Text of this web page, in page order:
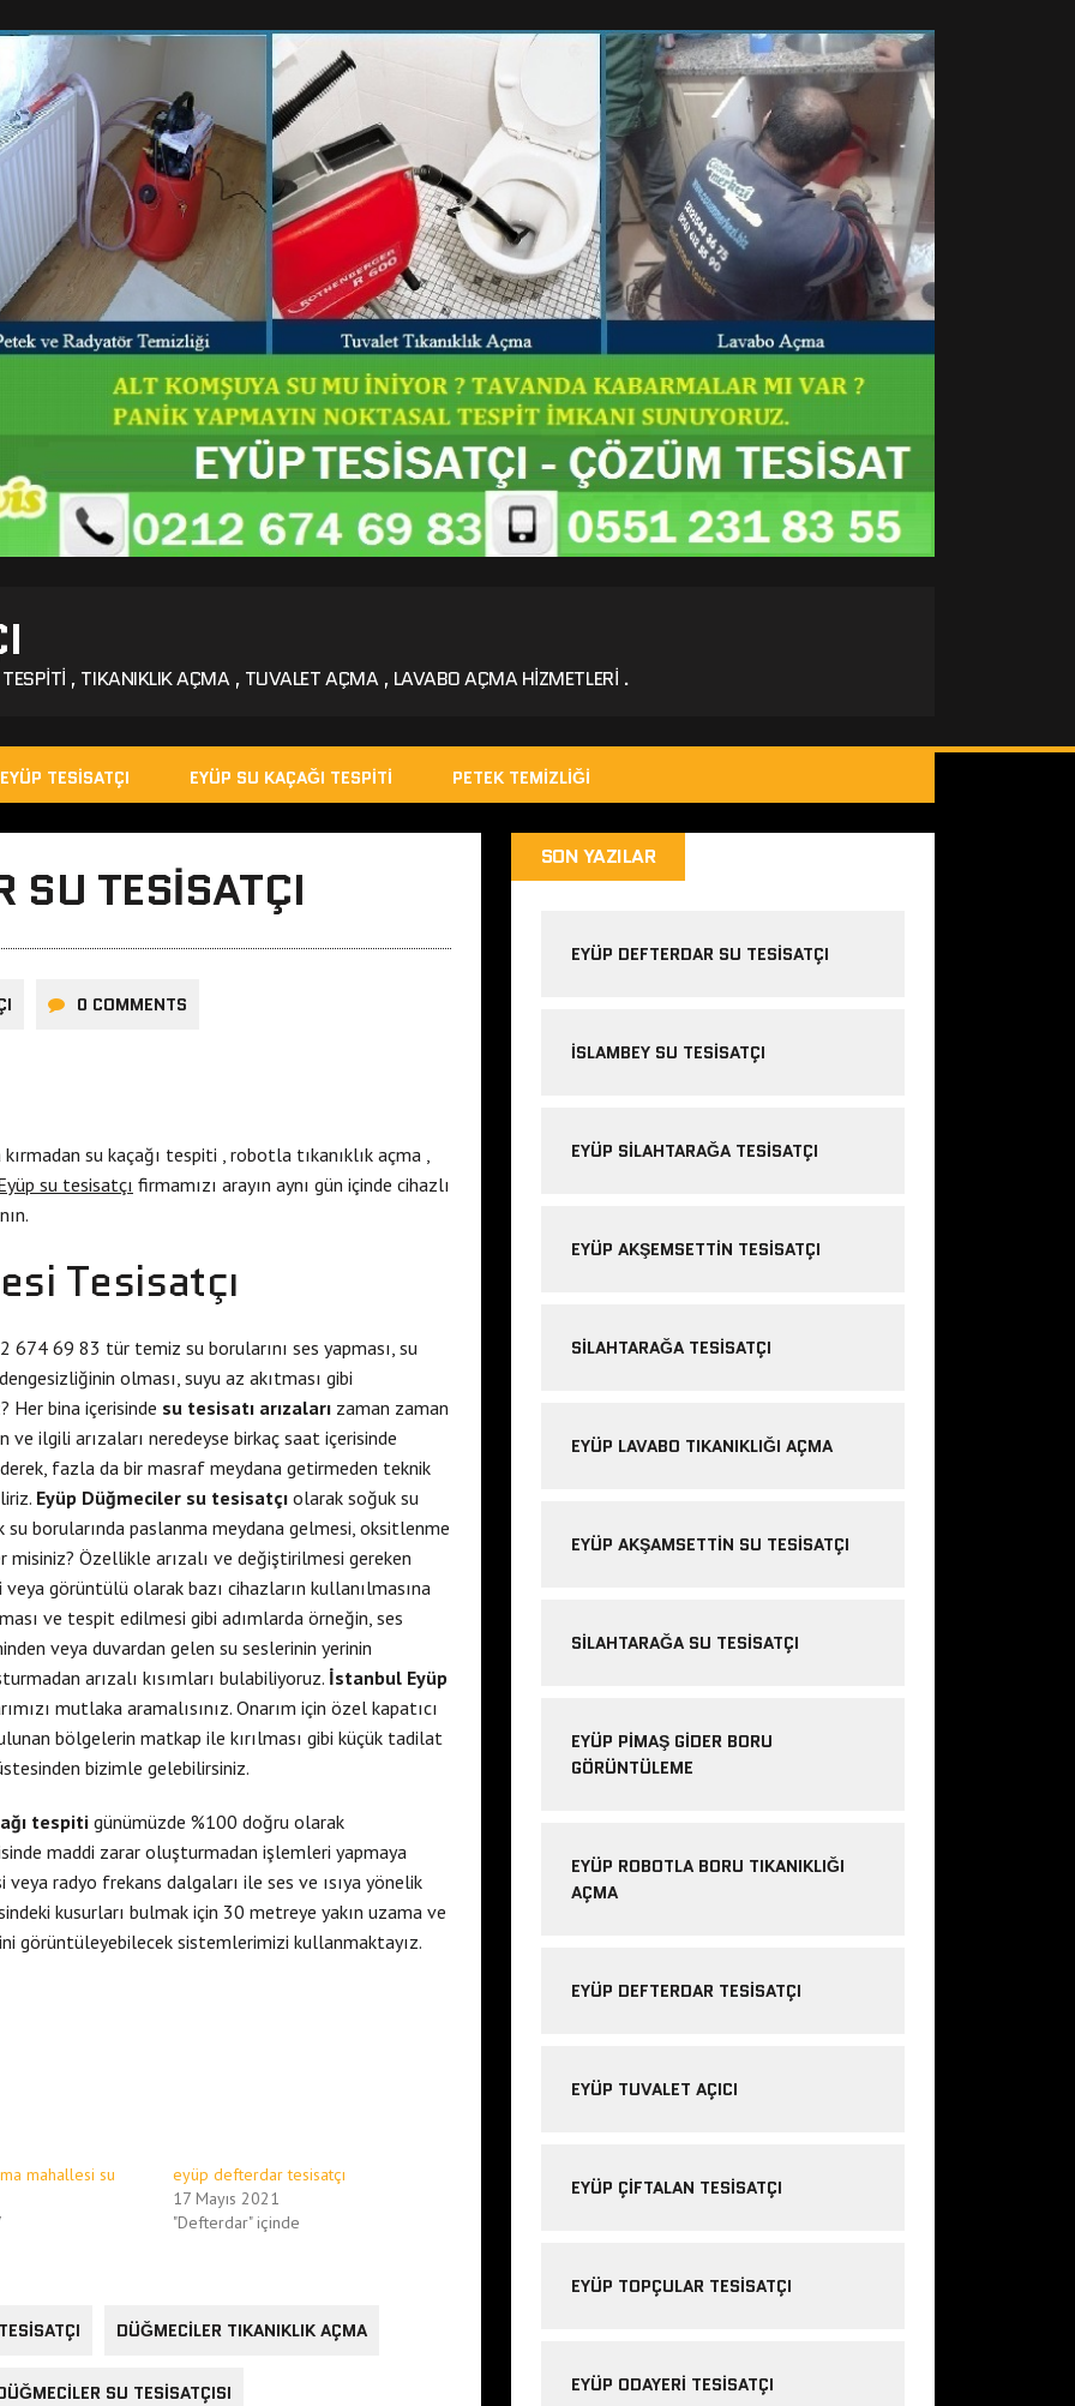
, TIKANIKLIK AÇMA , TUVALET AÇMA , LAVABO AÇMA HIZMETLERI .
EYÜP TESISATÇI EYÜP SU KAÇAĞI TESPITI PETEK TEMIZLIĞI
SU TESISATÇI
0 COMMENTS
su kaçağı tespiti , robotla tıkanıklık açma ,
su tesisatçı firmamızı arayın aynı gün içinde cihazlı
Tesisatçı
674 69 83 tür temiz su borularını ses yapması, su
olması, suyu az akıtması gibi
Her bina içerisinde su tesisatı arızaları zaman zaman
ilgili arızaları neredeyse birkaç saat içerisinde
fazla da bir masraf meydana getirmeden teknik
Eyüp Düğmeciler su tesisatçı olarak soğuk su
su borularında paslanma meydana gelmesi, oksitlenme
Özellikle arızalı ve değiştirilmesi gereken
görüntülü olarak bazı cihazların kullanılmasına
ve tespit edilmesi gibi adımlarda örneğin, ses
veya duvardan gelen su seslerinin yerinin
arızalı kısımları bulabiliyoruz. İstanbul Eyüp
mutlaka aramalısınız. Onarım için özel kapatıcı
bölgelerin matkap ile kırılması gibi küçük tadilat
bizimle gelebilirsiniz.
tespiti günümüzde %100 doğru olarak
maddi zarar oluşturmadan işlemleri yapmaya
radyo frekans dalgaları ile ses ve ısıya yönelik
kusurları bulmak için 30 metreye yakın uzama ve
görüntüleyebilecek sistemlerimizi kullanmaktayız.
mahallesi su
eyüp defterdar tesisatçı
17 Mayıs 2021
"Defterdar" içinde
DÜĞMECILER TIKANIKLIK AÇMA
SU TESISATÇISI
SON YAZILAR
EYÜP DEFTERDAR SU TESISATÇI
İSLAMBEY SU TESISATÇI
EYÜP SILAHTARAĞA TESISATÇI
EYÜP AKŞEMSETTIN TESISATÇI
SILAHTARAĞA TESISATÇI
EYÜP LAVABO TIKANIKLIĞI AÇMA
EYÜP AKŞAMSETTIN SU TESISATÇI
SILAHTARAĞA SU TESISATÇI
EYÜP PIMAŞ GIDER BORU
GÖRÜNTÜLEME
EYÜP ROBOTLA BORU TIKANIKLIĞI
AÇMA
EYÜP DEFTERDAR TESISATÇI
EYÜP TUVALET AÇICI
EYÜP ÇIFTALAN TESISATÇI
EYÜP TOPÇULAR TESISATÇI
EYÜP ODAYERI TESISATÇI